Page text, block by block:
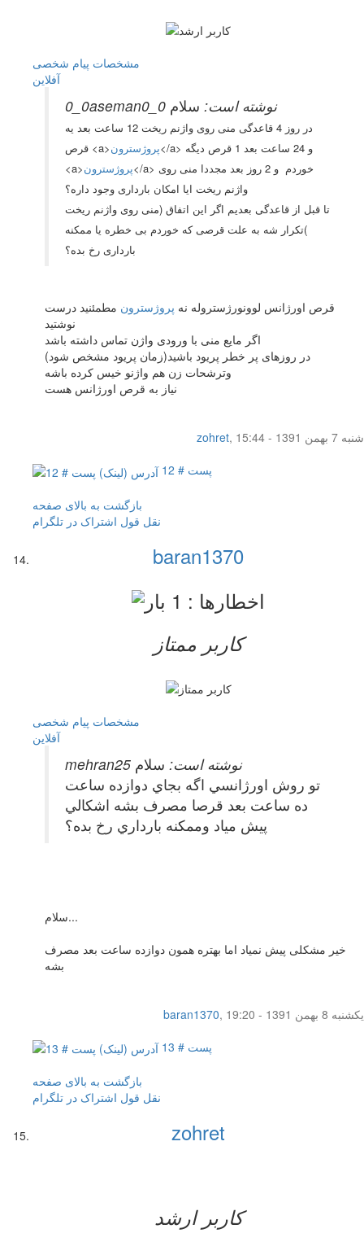
مشخصات پیام شخصی
آفلاين
0_0aseman0_0 نوشته است: سلام
در روز 4 قاعدگی منی روی واژنم ریخت 12 ساعت بعد یه
قرص <a>پروژسترون</a> و 24 ساعت بعد 1 قرص دیگه
<a>پروژسترون</a> خوردم و 2 روز بعد مجددا منی روی
واژنم ریخت ایا امکان بارداری وجود داره؟
تا قبل از قاعدگی بعدیم اگر این اتفاق (منی روی واژنم ریخت
)تکرار شه به علت قرصی که خوردم بی خطره یا ممکنه
بارداری رخ بده؟
قرص اورژانس لوونورژستروله نه پروژسترون مطمئنید درست
نوشتید
اگر مایع منی با ورودی واژن تماس داشته باشد
در روزهای پر خطر پریود باشید(زمان پریود مشخص شود)
وترشحات زن هم واژنو خیس کرده باشه
نیاز به قرص اورژانس هست
zohret,
شنبه 7 بهمن 1391 - 15:44
پست # 12
بازگشت به بالای صفحه
نقل قول اشتراک در تلگرام
baran1370
کاربر ممتاز
مشخصات پیام شخصی
آفلاين
mehran25 نوشته است: سلام
تو روش اورژانسي اگه بجاي دوازده ساعت
ده ساعت بعد قرصا مصرف بشه اشكالي
پيش مياد وممكنه بارداري رخ بده؟
سلام...
خیر مشکلی پیش نمیاد اما بهتره همون دوازده ساعت بعد مصرف
بشه
baran1370,
یکشنبه 8 بهمن 1391 - 19:20
پست # 13
بازگشت به بالای صفحه
نقل قول اشتراک در تلگرام
zohret
کاربر ارشد